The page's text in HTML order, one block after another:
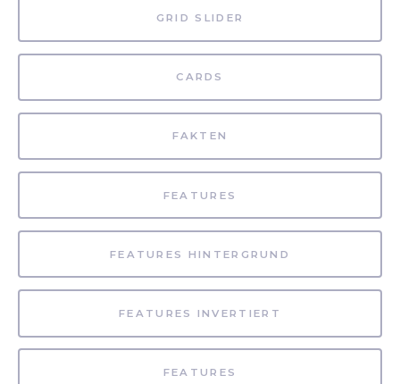
GRID SLIDER
CARDS
FAKTEN
FEATURES
FEATURES HINTERGRUND
FEATURES INVERTIERT
FEATURES